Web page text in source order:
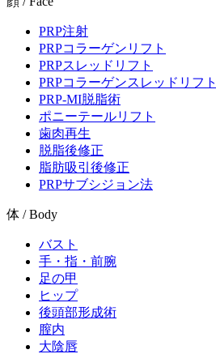
PRP注射
PRPコラーゲンリフト
PRPスレッドリフト
PRPコラーゲンスレッドリフト
PRP-MI脱脂術
ポニーテールリフト
歯肉再生
脱脂後修正
脂肪吸引後修正
PRPサブシジョン法
体 / Body
バスト
手・指・前腕
足の甲
ヒップ
後頭部形成術
膣内
大陰唇